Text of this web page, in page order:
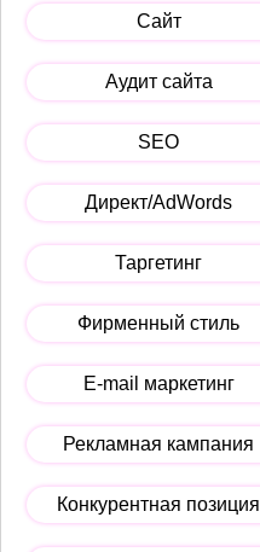
Сайт
Аудит сайта
SEO
Директ/AdWords
Таргетинг
Фирменный стиль
E-mail маркетинг
Рекламная кампания
Конкурентная позиция